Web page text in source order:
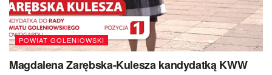
POWIAT GOLENIOWSKI
Magdalena Zarębska-Kulesza kandydatką KWW